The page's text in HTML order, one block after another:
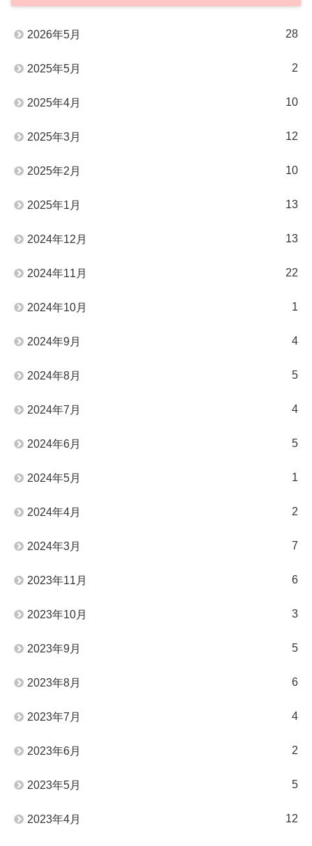
2026年5月 28
2025年5月 2
2025年4月 10
2025年3月 12
2025年2月 10
2025年1月 13
2024年12月 13
2024年11月 22
2024年10月 1
2024年9月 4
2024年8月 5
2024年7月 4
2024年6月 5
2024年5月 1
2024年4月 2
2024年3月 7
2023年11月 6
2023年10月 3
2023年9月 5
2023年8月 6
2023年7月 4
2023年6月 2
2023年5月 5
2023年4月 12